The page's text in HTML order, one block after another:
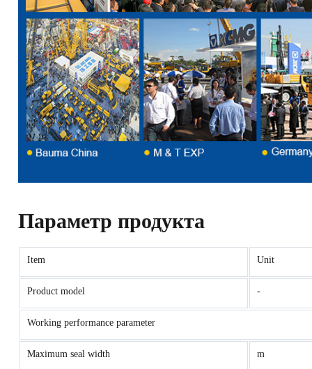
Параметр продукта
Item Unit
Product model -
Working performance parameter
Maximum seal width m